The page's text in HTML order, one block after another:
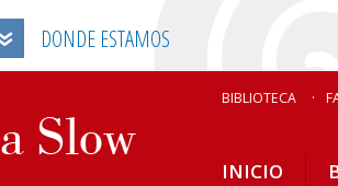
DONDE ESTAMOS
BIBLIOTECA
INICIO